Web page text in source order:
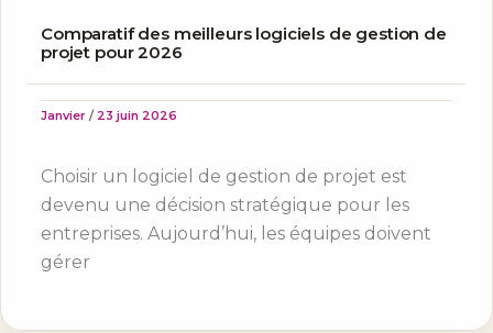
Comparatif des meilleurs logiciels de gestion de
projet pour 2026
Janvier / 23 juin 2026
Choisir un logiciel de gestion de projet est
devenu une décision stratégique pour les
entreprises. Aujourd’hui, les équipes doivent
gérer